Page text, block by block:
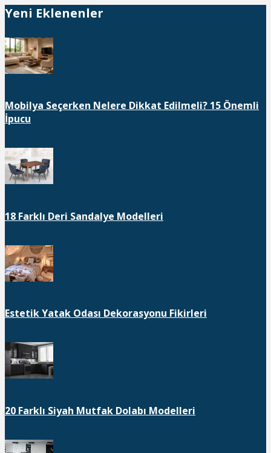
Yeni Eklenenler
Mobilya Seçerken Nelere Dikkat Edilmeli? 15 Önemli
İpucu
18 Farklı Deri Sandalye Modelleri
Estetik Yatak Odası Dekorasyonu Fikirleri
20 Farklı Siyah Mutfak Dolabı Modelleri